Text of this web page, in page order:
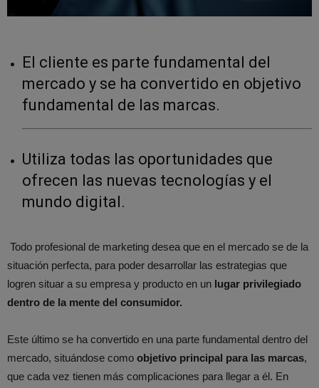
El cliente es parte fundamental del
mercado y se ha convertido en objetivo
fundamental de las marcas.
Utiliza todas las oportunidades que
ofrecen las nuevas tecnologías y el
mundo digital.
Todo profesional de marketing desea que en el mercado se de la
situación perfecta, para poder desarrollar las estrategias que
logren situar a su empresa y producto en un lugar privilegiado
dentro de la mente del consumidor.
Este último se ha convertido en una parte fundamental dentro del
mercado, situándose como objetivo principal para las marcas,
que cada vez tienen más complicaciones para llegar a él. En